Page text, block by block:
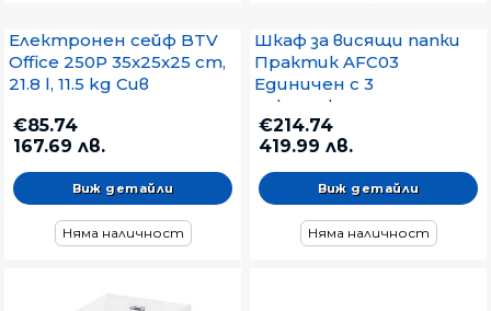
Електронен сейф BTV
Office 250P 35x25x25 cm,
21.8 l, 11.5 kg Сив
€85.74
167.69 лв.
Виж детайли
Няма наличност
Шкаф за висящи папки
Практик AFC03
Единичен с 3
чекмеджета,
46.6x63.1x102 cm, Сив
€214.74
419.99 лв.
Виж детайли
Няма наличност